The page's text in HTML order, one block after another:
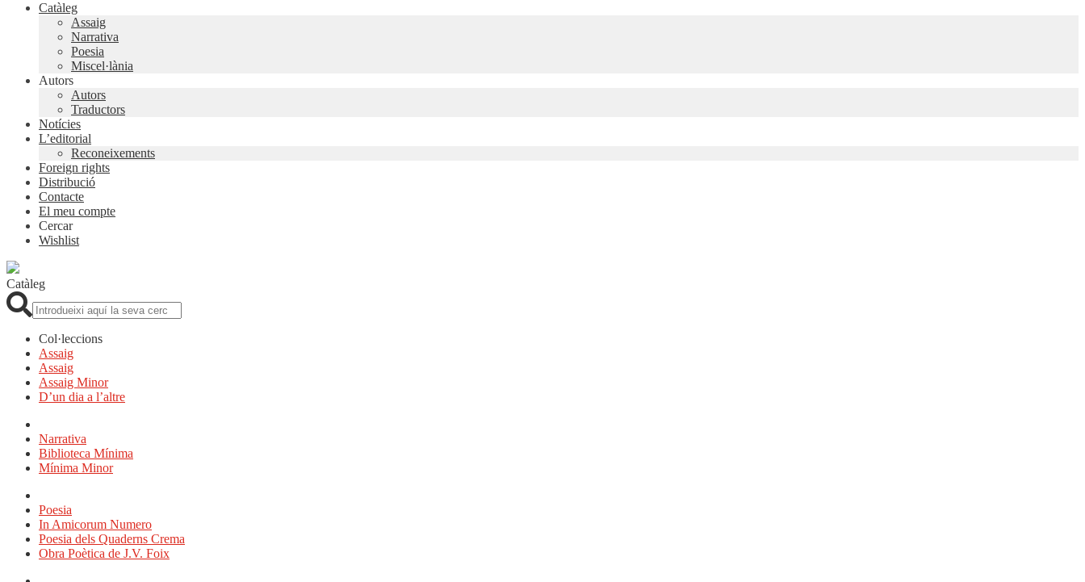
Catàleg
Assaig
Narrativa
Poesia
Miscel·lània
Autors
Autors
Traductors
Notícies
L’editorial
Reconeixements
Foreign rights
Distribució
Contacte
El meu compte
Cercar
Wishlist
Catàleg
Col·leccions
Assaig
Assaig
Assaig Minor
D’un dia a l’altre
Narrativa
Biblioteca Mínima
Mínima Minor
Poesia
In Amicorum Numero
Poesia dels Quaderns Crema
Obra Poètica de J.V. Foix